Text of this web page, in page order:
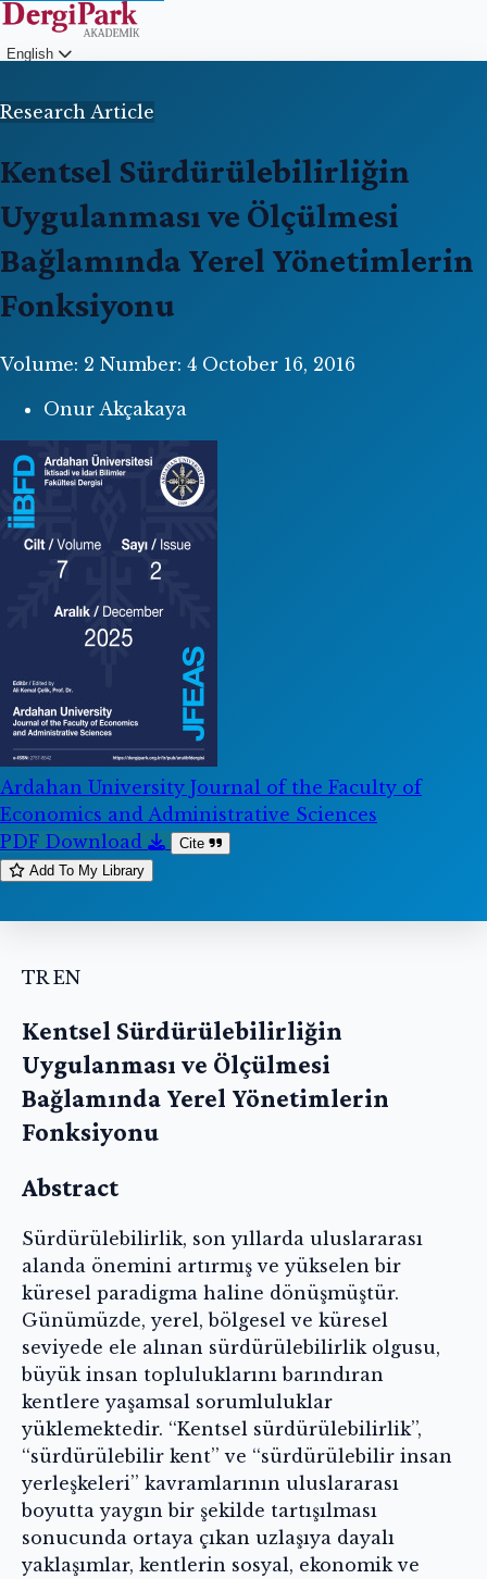
English
Research Article
Kentsel Sürdürülebilirliğin
Uygulanması ve Ölçülmesi
Bağlamında Yerel Yönetimlerin
Fonksiyonu
Volume: 2 Number: 4 October 16, 2016
Onur Akçakaya
Ardahan University Journal of the Faculty of
Economics and Administrative Sciences
PDF Download
Cite
Add To My Library
TR EN
Kentsel Sürdürülebilirliğin
Uygulanması ve Ölçülmesi
Bağlamında Yerel Yönetimlerin
Fonksiyonu
Abstract
Sürdürülebilirlik, son yıllarda uluslararası
alanda önemini artırmış ve yükselen bir
küresel paradigma haline dönüşmüştür.
Günümüzde, yerel, bölgesel ve küresel
seviyede ele alınan sürdürülebilirlik olgusu,
büyük insan topluluklarını barındıran
kentlere yaşamsal sorumluluklar
yüklemektedir. ‘‘Kentsel sürdürülebilirlik’’,
‘‘sürdürülebilir kent’’ ve ‘‘sürdürülebilir insan
yerleşkeleri’’ kavramlarının uluslararası
boyutta yaygın bir şekilde tartışılması
sonucunda ortaya çıkan uzlaşıya dayalı
yaklaşımlar, kentlerin sosyal, ekonomik ve